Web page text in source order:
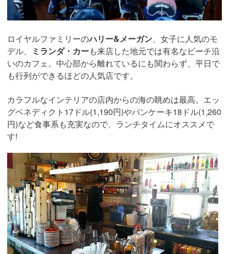
ロイヤルファミリーのハリー&メーガン、女子に人気のモ
デル、
ミランダ・カーも来店した地元では有名なビーチ沿
いのカフェ。中心部から離れているにも関わらず、平日で
も行列ができるほどの人気店です。
カラフルなインテリアの店内からの海の眺めは最高。エッ
グベネディクト17ドル(1,190円)やパンケーキ18ドル(1,260
円)など食事系も充実なので、ランチタイムにオススメで
す!